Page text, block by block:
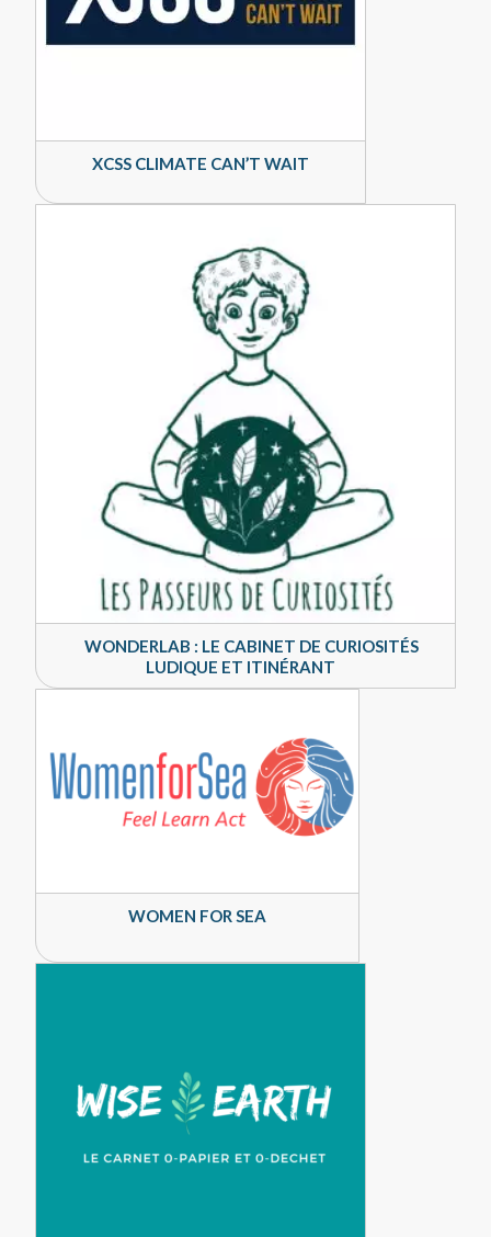
XCSS CLIMATE CAN’T WAIT
WONDERLAB : LE CABINET DE CURIOSITÉS
LUDIQUE ET ITINÉRANT
WOMEN FOR SEA